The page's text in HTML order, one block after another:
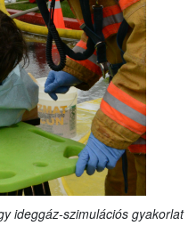
ideggáz-szimulációs gyakorlat